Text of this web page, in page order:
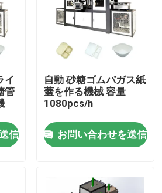
イ
管
信
自動 砂糖ゴムバガス紙
蓋を作る機械 容量
1080pcs/h
お問い合わせを送信